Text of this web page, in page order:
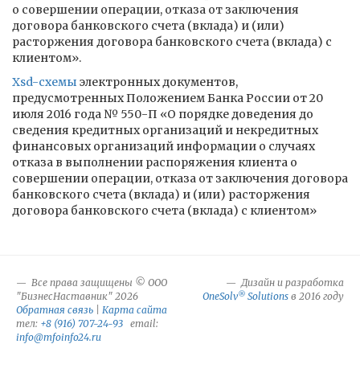
о совершении операции, отказа от заключения
договора банковского счета (вклада) и (или)
расторжения договора банковского счета (вклада) с
клиентом».
Xsd-схемы электронных документов,
предусмотренных Положением Банка России от 20
июля 2016 года № 550-П «О порядке доведения до
сведения кредитных организаций и некредитных
финансовых организаций информации о случаях
отказа в выполнении распоряжения клиента о
совершении операции, отказа от заключения договора
банковского счета (вклада) и (или) расторжения
договора банковского счета (вклада) с клиентом»
Все права защищены © ООО
"БизнесНаставник" 2026
Обратная связь
Карта сайта
тел: +8 (916) 707-24-93 email:
info@mfoinfo24.ru
Дизайн и разработка
OneSolv® Solutions в 2016 году